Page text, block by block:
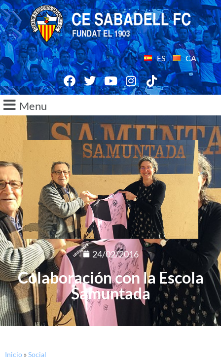
ES CA
Menu
24/02/2016
Colaboración con la Escola
Samuntada
Inicio »Social